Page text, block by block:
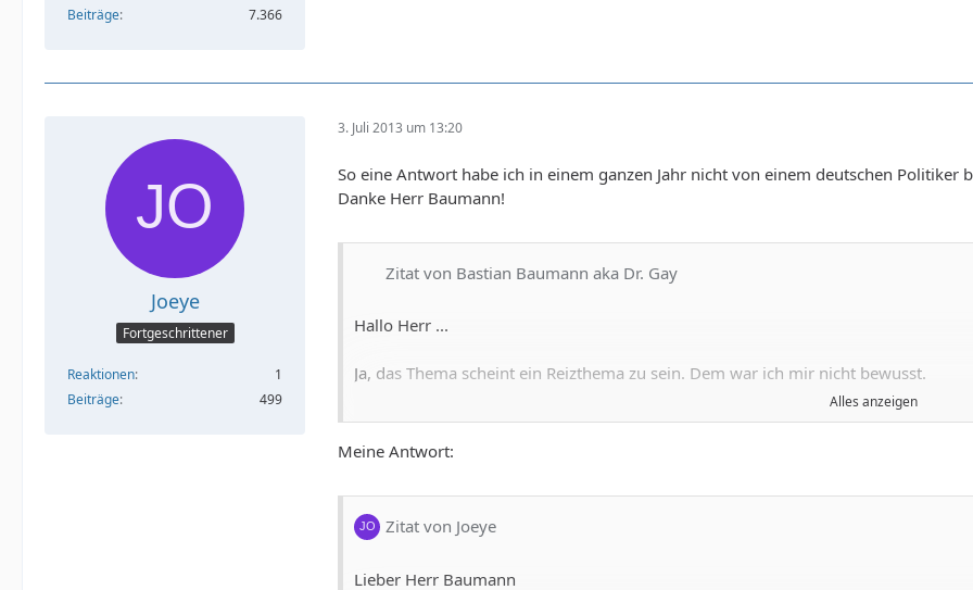
Beiträge
7.366
Joeye
Fortgeschrittener
Reaktionen
1
Beiträge
499
3. Juli 2013 um 13:20
So eine Antwort habe ich in einem ganzen Jahr nicht von einem deutschen Politiker
Danke Herr Baumann!
Zitat von Bastian Baumann aka Dr. Gay
Hallo Herr ...
Ja, das Thema scheint ein Reizthema zu sein. Dem war ich mir nicht bewusst.
Sehen Sie, praktisch jede Studie wird angegriffen und manchmal sogar
die Aussagen des Bundesamtes für Gesundheit. Dieses erwähnt die
Warum genau das Thema so für Emotionen sorgt, ich mir noch nicht ganz klar.
Bastian Baumann
Alles anzeigen
Meine Antwort:
Zitat von Joeye
Lieber Herr Baumann